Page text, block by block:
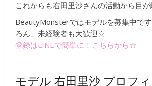
これからも右田里沙さんの活動から目
BeautyMonsterではモデルを募集中で
ろん、未経験者も大歓迎☆
登録はLINEで簡単に！こちらから☆
モデル 右田里沙 プロフ